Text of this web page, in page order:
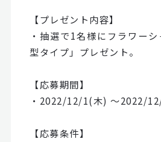
【プレゼント内容】
・抽選で1名様にフラワー
型タイプ」プレゼント。
【応募期間】
・2022/12/1(木) ～2022/
【応募条件】